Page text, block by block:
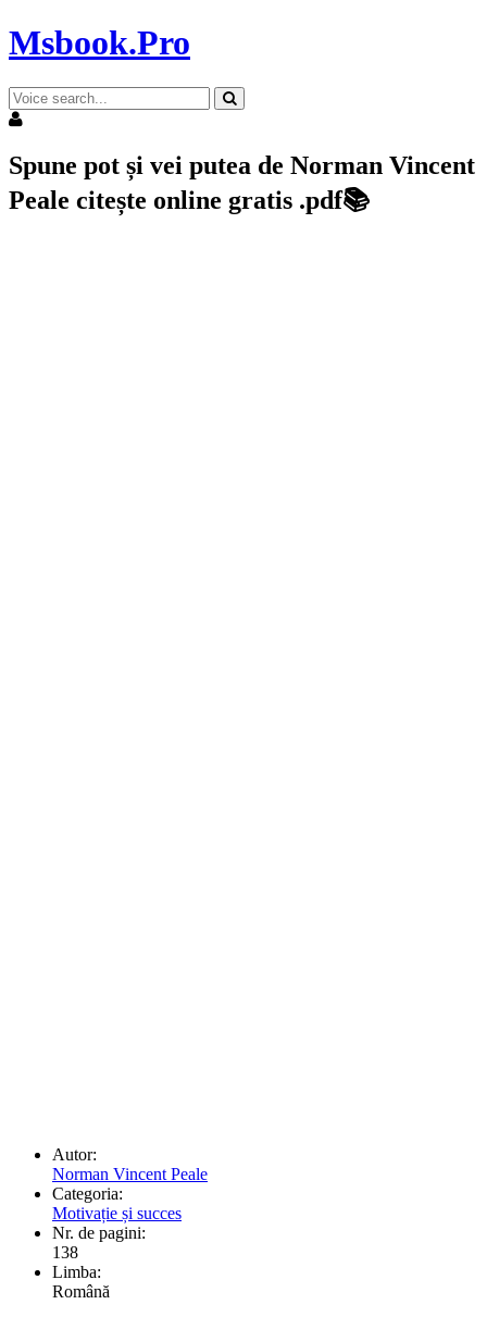
Msbook.Pro
Spune pot și vei putea de Norman Vincent
Peale citește online gratis .pdf📚
Autor:
Norman Vincent Peale
Categoria:
Motivație și succes
Nr. de pagini:
138
Limba:
Română